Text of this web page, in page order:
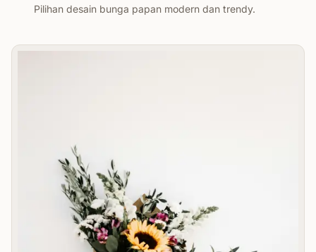
Pilihan desain bunga papan modern dan trendy.